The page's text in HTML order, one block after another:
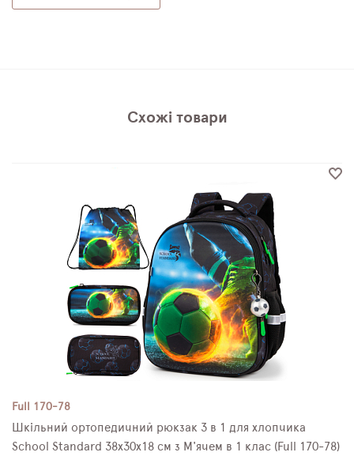
Схожі товари
Full 170-78
Шкільний ортопедичний рюкзак 3 в 1 для хлопчика
School Standard 38х30х18 см з М'ячем в 1 клас (Full 170-78)